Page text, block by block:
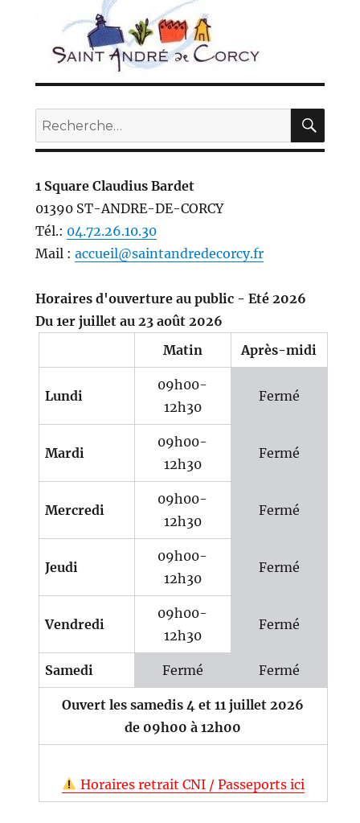
Recherche
pour :
1 Square Claudius Bardet
01390 ST-ANDRE-DE-CORCY
Tél.: 04.72.26.10.30
Mail : accueil@saintandredecorcy.fr
Horaires d'ouverture au public - Eté 2026
Du 1er juillet au 23 août 2026
Matin
Après-midi
Lundi
09h00-
12h30
Fermé
Mardi
09h00-
12h30
Fermé
Mercredi
09h00-
12h30
Fermé
Jeudi
09h00-
12h30
Fermé
Vendredi
09h00-
12h30
Fermé
Samedi Fermé Fermé
Ouvert les samedis 4 et 11 juillet 2026
de 09h00 à 12h00
Horaires retrait CNI / Passeports ici